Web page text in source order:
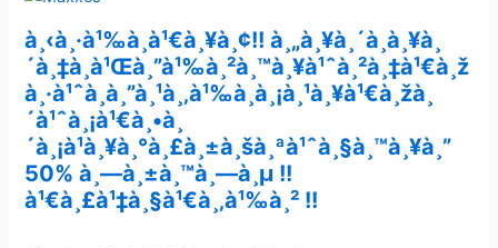
à¸‹à¸·à¹‰à¸­à¹€à¸¥à¸¢!!à¸„à¸¥à¸´à¸à¸¥à¸
´à¸‡à¸à¹Œà¸”à¹‰à¸²à¸™à¸¥à¹ˆà¸²à¸‡à¹€à¸ž
à¸·à¹ˆà¸­à¸”à¸¹à¸‚à¹‰à¸­à¸¡à¸¹à¸¥à¹€à¸žà¸
´à¹ˆà¸¡à¹€à¸•à¸
´à¸¡à¹à¸¥à¸°à¸£à¸±à¸šà¸ªà¹ˆà¸§à¸™à¸¥à¸”
50%à¸—à¸±à¸™à¸—à¸µ !!
à¹€à¸£à¹‡à¸§à¹€à¸‚à¹‰à¸² !!